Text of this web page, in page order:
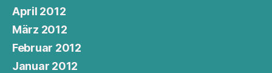
April 2012
März 2012
Februar 2012
Januar 2012